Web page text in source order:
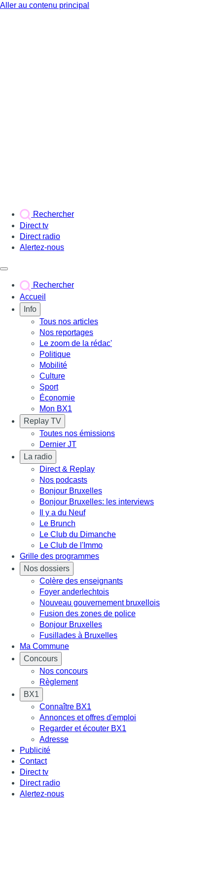
Aller au contenu principal
Rechercher
Direct tv
Direct radio
Alertez-nous
Rechercher
Accueil
Info
Tous nos articles
Nos reportages
Le zoom de la rédac'
Politique
Mobilité
Culture
Sport
Économie
Mon BX1
Replay TV
Toutes nos émissions
Dernier JT
La radio
Direct & Replay
Nos podcasts
Bonjour Bruxelles
Bonjour Bruxelles: les interviews
Il y a du Neuf
Le Brunch
Le Club du Dimanche
Le Club de l'Immo
Grille des programmes
Nos dossiers
Colère des enseignants
Foyer anderlechtois
Nouveau gouvernement bruxellois
Fusion des zones de police
Bonjour Bruxelles
Fusillades à Bruxelles
Ma Commune
Concours
Nos concours
Règlement
BX1
Connaître BX1
Annonces et offres d'emploi
Regarder et écouter BX1
Adresse
Publicité
Contact
Direct tv
Direct radio
Alertez-nous